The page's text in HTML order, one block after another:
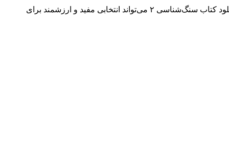
اگر به کتاب‌های زمین‌شناسی، کانی‌شناسی، سنگ‌شناسی، منابع دانشگاهی علوم زمین و پژوهش‌های مرتبط با ساختار زمین علاقه دارید، دانلود کتاب سنگ‌شناسی ۲ می‌تواند انتخابی مفید و ارزشمند برای